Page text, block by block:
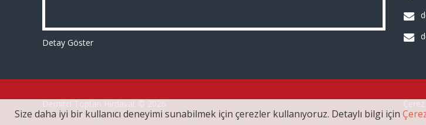
Detay Göster
Size daha iyi bir kullanıcı deneyimi sunabilmek için çerezler kullanıyoruz. Detaylı bilgi için